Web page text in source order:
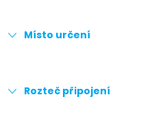
Místo určení
Rozteč připojení